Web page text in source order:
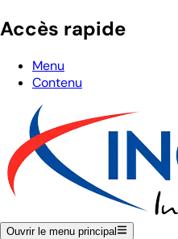
Accès rapide
Menu
Contenu
Ouvrir le menu principal